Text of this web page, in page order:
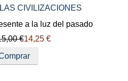
CIVILIZACIONES
a la luz del pasado
€14,25 €